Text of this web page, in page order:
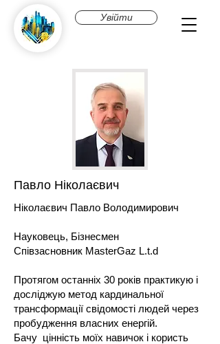
Увійти
Павло Ніколаєвич
Ніколаєвич Павло Володимирович
Науковець, Бізнесмен
Співзасновник MasterGaz L.t.d
Протягом останніх 30 років практикую і
досліджую метод кардинальної
трансформації свідомості людей через
пробудження власних енергій.
Бачу цінність моїх навичок і користь